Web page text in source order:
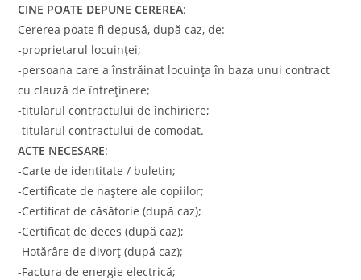
CINE POATE DEPUNE CEREREA:
Cererea poate fi depusă, după caz, de:
-proprietarul locuinței;
-persoana care a înstrăinat locuința în baza unui contract
cu clauză de întreținere;
-titularul contractului de închiriere;
-titularul contractului de comodat.
ACTE NECESARE:
-Carte de identitate / buletin;
-Certificate de naștere ale copiilor;
-Certificat de căsătorie (după caz);
-Certificat de deces (după caz);
-Hotărâre de divorț (după caz);
-Factura de energie electrică;